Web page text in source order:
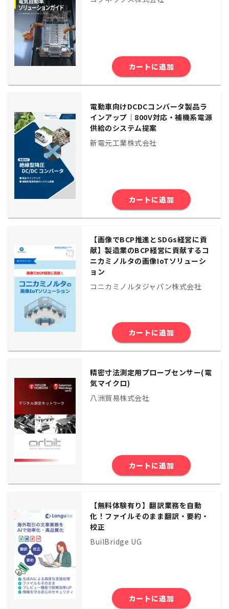
カートに追加
電動車向けDCDCコンバータ製品ラ
インアップ｜800V対応・補機系電源
供給のシステム提案
新電元工業株式会社
カートに追加
【画像でBCP推進とSDGs経営に貢
献】製造業のBCP経営に貢献するコ
ニカミノルタの画像IoTソリューシ
ョン
コニカミノルタジャパン株式会社
カートに追加
精密寸法測定用プローブセンサー(電
気マイクロ)
八洲貿易株式会社
カートに追加
【無料体験有り】翻訳業務を自動
化！ファイルそのまま翻訳・要約・
校正
BuilBridge UG
カートに追加